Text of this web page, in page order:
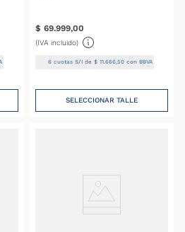
$ 69.999,00
(IVA incluido)
6cuotas S/I de $ 11. 666, 50con BBVA
SELECCIONAR TALLE